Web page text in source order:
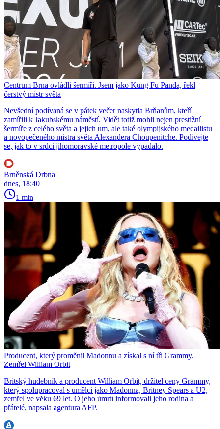
Centrum Brna ovládli šermíři. Jsem jako Kung Fu Panda, řekl
čerstvý mistr světa
Nevšední podívaná se v pátek večer naskytla Brňanům, kteří
zamířili k Jakubskému náměstí. Vidět totiž mohli nejen prestižní
šermíře z celého světa a jejich um, ale také olympijského medailistu
a novopečeného mistra světa Alexandera Choupenitche. Podívejte
se, jak to v srdci jihomoravské metropole vypadalo.
Brněnská Drbna
dnes, 18:40
1 min
Producent, který proměnil Madonnu a získal s ní tři Grammy.
Zemřel William Orbit
Britský hudebník a producent William Orbit, držitel ceny Grammy,
který spolupracoval s umělci jako Madonna, Britney Spears a U2,
zemřel ve věku 69 let. O jeho úmrtí informovali jeho rodina a
přátelé, napsala agentura AFP.